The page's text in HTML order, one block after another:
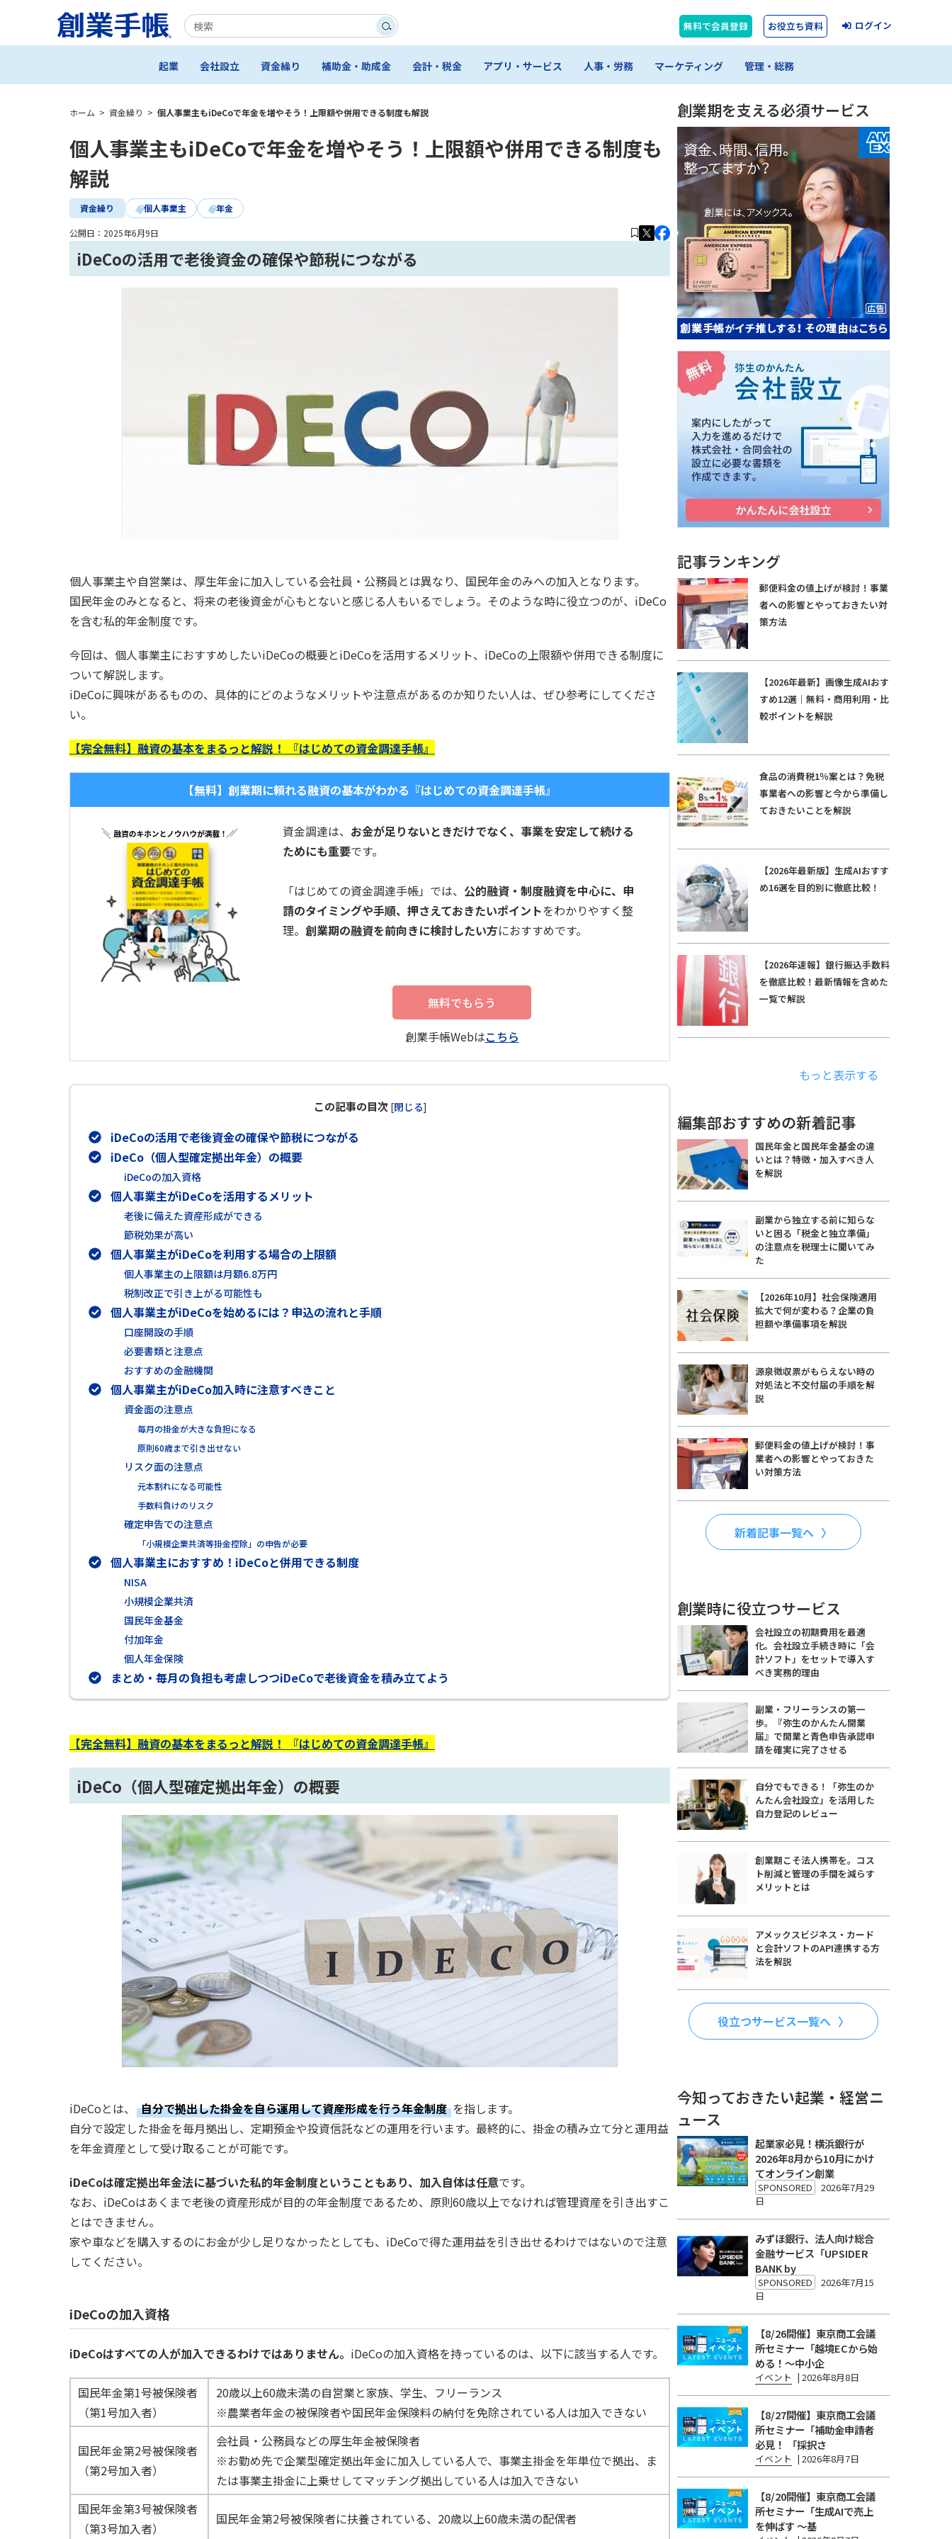
無料で会員登録 お役立ち資料 ログイン
起業 会社設立 資金繰り 補助金・助成金 会計・税金 アプリ・サービス 人事・労務 マーケティング 管理・総務
ホーム > 資金繰り > 個人事業主もiDeCoで年金を増やそう！上限額や併用できる制度も解説
個人事業主もiDeCoで年金を増やそう！上限額や併用できる制度も
解説
資金繰り 個人事業主 年金
公開日： 2025年6月9日
iDeCoの活用で老後資金の確保や節税につながる
個人事業主や自営業は、厚生年金に加入している会社員・公務員とは異なり、国民年金のみへの加入となります。
国民年金のみとなると、将来の老後資金が心もとないと感じる人もいるでしょう。そのような時に役立つのが、iDeCo
を含む私的年金制度です。
今回は、個人事業主におすすめしたいiDeCoの概要とiDeCoを活用するメリット、iDeCoの上限額や併用できる制度に
ついて解説します。
iDeCoに興味があるものの、具体的にどのようなメリットや注意点があるのか知りたい人は、ぜひ参考にしてくださ
い。
【完全無料】融資の基本をまるっと解説！ 『はじめての資金調達手帳』
【無料】創業期に頼れる融資の基本がわかる『はじめての資金調達手帳』
資金調達は、 お金が足りないときだけでなく、事業を安定して続ける
ためにも重要です。
「はじめての資金調達手帳」では、 公的融資・制度融資を中心に、申
請のタイミングや手順、押さえておきたいポイントをわかりやすく整
理。 創業期の融資を前向きに検討したい方におすすめです。
無料でもらう
創業手帳Webはこちら
この記事の目次 [閉じる]
iDeCoの活用で老後資金の確保や節税につながる
iDeCo（個人型確定拠出年金）の概要
iDeCoの加入資格
個人事業主がiDeCoを活用するメリット
老後に備えた資産形成ができる
節税効果が高い
個人事業主がiDeCoを利用する場合の上限額
個人事業主の上限額は月額6.8万円
税制改正で引き上がる可能性も
個人事業主がiDeCoを始めるには？申込の流れと手順
口座開設の手順
必要書類と注意点
おすすめの金融機関
個人事業主がiDeCo加入時に注意すべきこと
資金面の注意点
毎月の掛金が大きな負担になる
原則60歳まで引き出せない
リスク面の注意点
元本割れになる可能性
手数料負けのリスク
確定申告での注意点
「小規模企業共済等掛金控除」の申告が必要
個人事業主におすすめ！iDeCoと併用できる制度
NISA
小規模企業共済
国民年金基金
付加年金
個人年金保険
まとめ・毎月の負担も考慮しつつiDeCoで老後資金を積み立てよう
【完全無料】融資の基本をまるっと解説！ 『はじめての資金調達手帳』
iDeCo（個人型確定拠出年金）の概要
iDeCoとは、 自分で拠出した掛金を自ら運用して資産形成を行う年金制度 を指します。
自分で設定した掛金を毎月拠出し、定期預金や投資信託などの運用を行います。最終的に、掛金の積み立て分と運用益
を年金資産として受け取ることが可能です。
iDeCoは確定拠出年金法に基づいた私的年金制度ということもあり、加入自体は任意です。
なお、iDeCoはあくまで老後の資産形成が目的の年金制度であるため、原則60歳以上でなければ管理資産を引き出すこ
とはできません。
家や車などを購入するのにお金が少し足りなかったとしても、iDeCoで得た運用益を引き出せるわけではないので注意
してください。
iDeCoの加入資格
iDeCoはすべての人が加入できるわけではありません。 iDeCoの加入資格を持っているのは、以下に該当する人です。
国民年金第1号被保険者
（第1号加入者）
20歳以上60歳未満の自営業と家族、学生、フリーランス
※農業者年金の被保険者や国民年金保険料の納付を免除されている人は加入できない
国民年金第2号被保険者
（第2号加入者）
会社員・公務員などの厚生年金被保険者
※お勤め先で企業型確定拠出年金に加入している人で、事業主掛金を年単位で拠出、ま
たは事業主掛金に上乗せしてマッチング拠出している人は加入できない
国民年金第3号被保険者
（第3号加入者）
国民年金第2号被保険者に扶養されている、20歳以上60歳未満の配偶者
創業期を支える必須サービス
記事ランキング
郵便料金の値上げが検討！事業
者への影響とやっておきたい対
策方法
【2026年最新】画像生成AIおす
すめ12選｜無料・商用利用・比
較ポイントを解説
食品の消費税1％案とは？免税
事業者への影響と今から準備し
ておきたいことを解説
【2026年最新版】生成AIおすす
め16選を目的別に徹底比較！
【2026年速報】銀行振込手数料
を徹底比較！最新情報を含めた
一覧で解説
もっと表示する
編集部おすすめの新着記事
国民年金と国民年金基金の違
いとは？特徴・加入すべき人
を解説
副業から独立する前に知らな
いと困る「税金と独立準備」
の注意点を税理士に聞いてみ
た
【2026年10月】社会保険適用
拡大で何が変わる？企業の負
担額や準備事項を解説
源泉徴収票がもらえない時の
対処法と不交付届の手順を解
説
郵便料金の値上げが検討！事
業者への影響とやっておきた
い対策方法
新着記事一覧へ
創業時に役立つサービス
会社設立の初期費用を最適
化。会社設立手続き時に「会
計ソフト」をセットで導入す
べき実務的理由
副業・フリーランスの第一
歩。『弥生のかんたん開業
届』で開業と青色申告承認申
請を確実に完了させる
自分でもできる！「弥生のか
んたん会社設立」を活用した
自力登記のレビュー
創業期こそ法人携帯を。コス
ト削減と管理の手間を減らす
メリットとは
アメックスビジネス・カード
と会計ソフトのAPI連携する方
法を解説
役立つサービス一覧へ
今知っておきたい起業・経営ニ
ュース
起業家必見！横浜銀行が
2026年8月から10月にかけ
てオンライン創業
SPONSORED
2026年7月29
日
みずほ銀行、法人向け総合
金融サービス「UPSIDER
BANK by
SPONSORED
2026年7月15
日
【8/26開催】東京商工会議
所セミナー「越境ECから始
める！〜中小企
イベント | 2026年8月8日
【8/27開催】東京商工会議
所セミナー「補助金申請者
必見！ 「採択さ
イベント | 2026年8月7日
【8/20開催】東京商工会議
所セミナー「生成AIで売上
を伸ばす 〜基